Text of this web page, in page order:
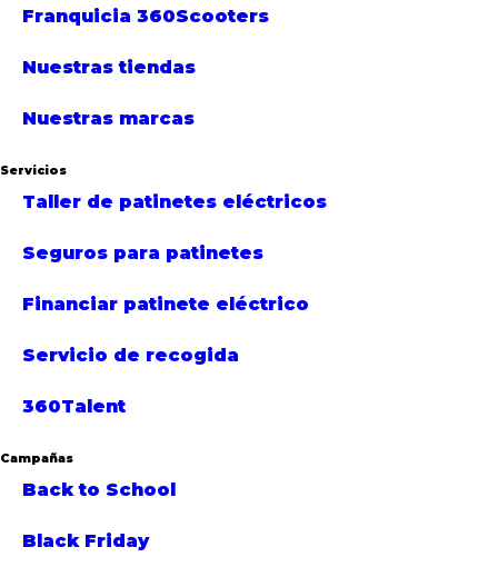
Franquicia 360Scooters
Nuestras tiendas
Nuestras marcas
Servicios
Taller de patinetes eléctricos
Seguros para patinetes
Financiar patinete eléctrico
Servicio de recogida
360Talent
Campañas
Back to School
Black Friday